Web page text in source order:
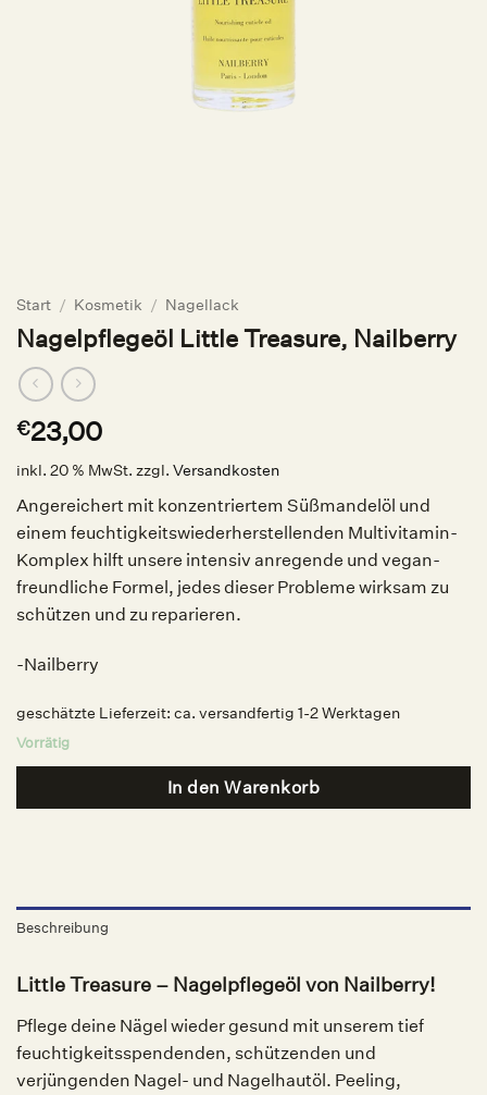
Start / Kosmetik / Nagellack
Nagelpflegeöl Little Treasure, Nailberry
€23,00
inkl. 20 % MwSt. zzgl. Versandkosten
Angereichert mit konzentriertem Süßmandelöl und
einem feuchtigkeitswiederherstellenden Multivitamin-
Komplex hilft unsere intensiv anregende und vegan-
freundliche Formel, jedes dieser Probleme wirksam zu
schützen und zu reparieren.
-Nailberry
geschätzte Lieferzeit: ca. versandfertig 1-2 Werktagen
Vorrätig
In den Warenkorb
Beschreibung
Little Treasure – Nagelpflegeöl von Nailberry!
Pflege deine Nägel wieder gesund mit unserem tief
feuchtigkeitsspendenden, schützenden und
verjüngenden Nagel- und Nagelhautöl. Peeling,